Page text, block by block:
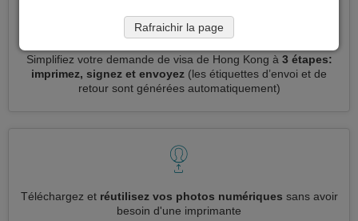
Simplifiez votre demande de visa de Hong Kong à 3 étapes:
imprimez, signez et envoyez (les étiquettes d’envoi et de
retour sont générées automatiquement)
Téléchargez et réutilisez vos photos numériques sans avoir
besoin d'une imprimante
Rafraichir la page